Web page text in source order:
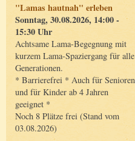
"Lamas hautnah" erleben
Sonntag, 30.08.2026, 14:00 -
15:30 Uhr
Achtsame Lama-Begegnung mit
kurzem Lama-Spaziergang für alle
Generationen.
* Barrierefrei * Auch für Senioren
und für Kinder ab 4 Jahren
geeignet *
Noch 8 Plätze frei (Stand vom
03.08.2026)